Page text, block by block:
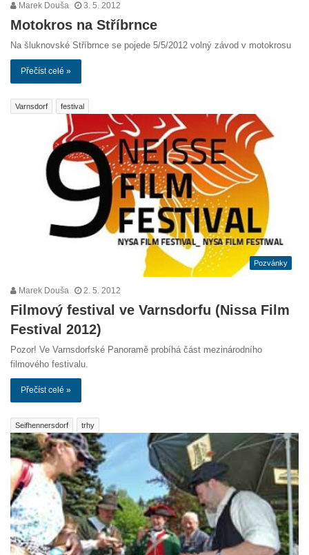
Marek Douša 3. 5. 2012
Motokros na Stříbrnce
Na šluknovské Stříbrnce se pojede 5/5/2012 volný závod v motokrosu
Přečíst celé »
Varnsdorf festival
Pozvánky
Marek Douša 2. 5. 2012
Filmový festival ve Varnsdorfu (Nissa Film
Festival 2012)
Pozor! Ve Varnsdorfské Panoramě probíhá část mezinárodního
filmového festivalu.
Přečíst celé »
Seifhennersdorf trhy